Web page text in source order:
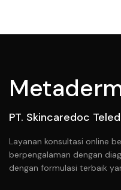
PT. Skincaredoc
Layanan konsultasi online
berpengalaman dengan
dengan formulasi terbaik